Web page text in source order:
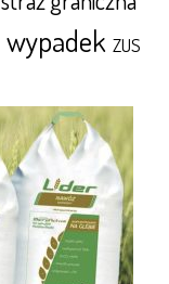
wypadek ZUS